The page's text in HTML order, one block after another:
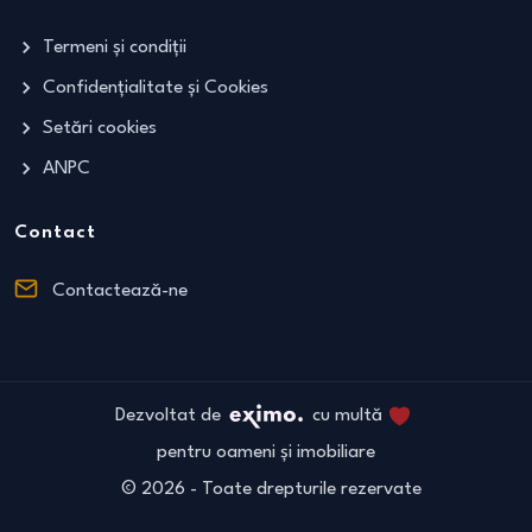
Termeni și condiții
Confidențialitate și Cookies
Setări cookies
ANPC
Contact
Contactează-ne
Dezvoltat de
cu multă
pentru oameni și imobiliare
© 2026 - Toate drepturile rezervate